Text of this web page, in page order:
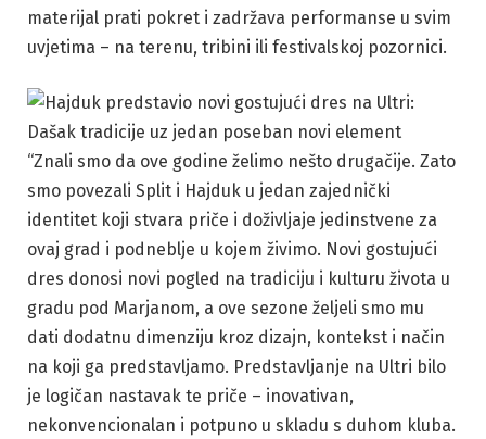
materijal prati pokret i zadržava performanse u svim
uvjetima – na terenu, tribini ili festivalskoj pozornici.
“Znali smo da ove godine želimo nešto drugačije. Zato
smo povezali Split i Hajduk u jedan zajednički
identitet koji stvara priče i doživljaje jedinstvene za
ovaj grad i podneblje u kojem živimo. Novi gostujući
dres donosi novi pogled na tradiciju i kulturu života u
gradu pod Marjanom, a ove sezone željeli smo mu
dati dodatnu dimenziju kroz dizajn, kontekst i način
na koji ga predstavljamo. Predstavljanje na Ultri bilo
je logičan nastavak te priče – inovativan,
nekonvencionalan i potpuno u skladu s duhom kluba.